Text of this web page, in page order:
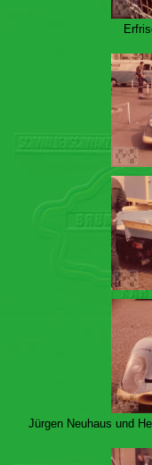
Jürgen Neuhaus und